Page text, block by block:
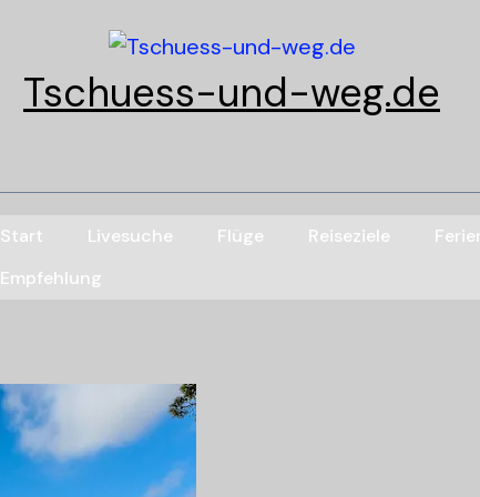
Tschuess-und-weg.de
Start Livesuche Flüge Reiseziele
Empfehlung